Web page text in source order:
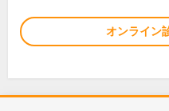
オンライン